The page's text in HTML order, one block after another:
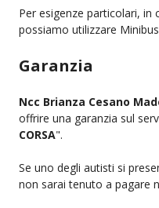
Per esigenze particolari, in
possiamo utilizzare
Garanzia
Ncc Brianza Cesano
offrire una garanzia sul
CORSA".
Se uno degli autisti si
non sarai tenuto a pagare